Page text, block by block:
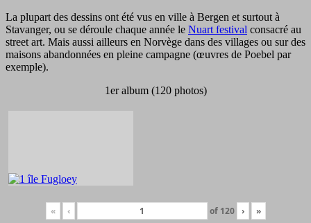
La plupart des dessins ont été vus en ville à Bergen et surtout à
Stavanger, ou se déroule chaque année le Nuart festival consacré au
street art. Mais aussi ailleurs en Norvège dans des villages ou sur des
maisons abandonnées en pleine campagne (œuvres de Poebel par
exemple).
1er album (120 photos)
« ‹ of 120 › »